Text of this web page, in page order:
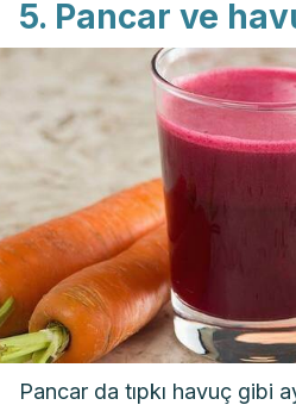
5. Pancar ve
Pancar da tıpkı havuç gibi